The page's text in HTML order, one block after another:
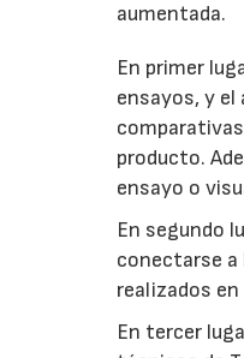
aumentada.
En primer
ensayos, y
producto.
ensayo o
En segundo
conectarse a
realizados
En tercer